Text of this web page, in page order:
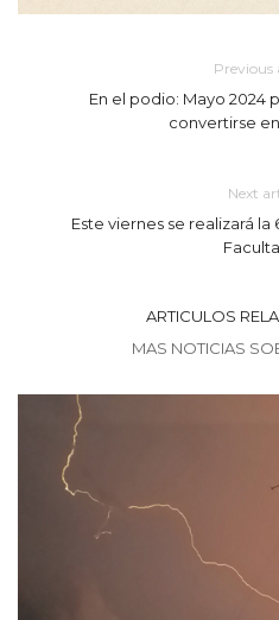
Previous
En el podio: Mayo 2024
convertirse
Next
Este viernes se realizará
ARTICULOS
MAS NOTICIAS